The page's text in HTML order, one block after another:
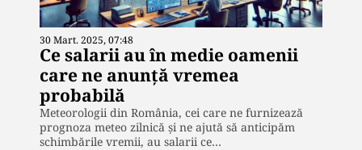
30 Mart. 2025, 07:48
Ce salarii au în medie oamenii
care ne anunță vremea
probabilă
Meteorologii din România, cei care ne furnizează
prognoza meteo zilnică și ne ajută să anticipăm
schimbările vremii, au salarii ce…